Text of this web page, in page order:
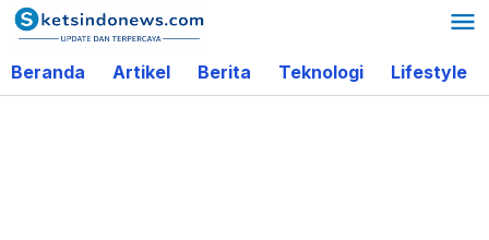
Lewati
ke
konten
Beranda Artikel Berita Teknologi Lifestyle